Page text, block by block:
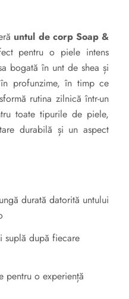
untul de corp Soap &
pentru o piele intens
bogată în unt de shea și
profunzime, în timp ce
rutina zilnică într-un
toate tipurile de piele,
durabilă și un aspect
durată datorită untului
suplă după fiecare
pentru o experiență